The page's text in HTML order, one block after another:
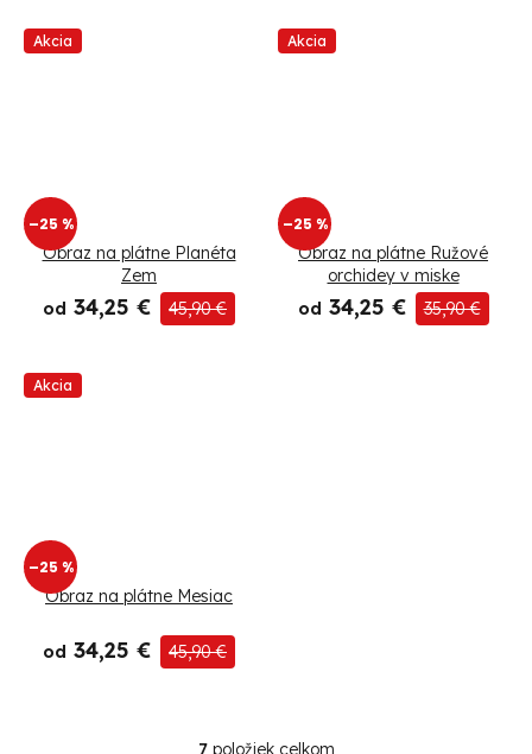
Akcia
–25 %
Obraz na plátne Planéta
Zem
od 34,25 € 45,90 €
Akcia
–25 %
Obraz na plátne Ružové
orchidey v miske
od 34,25 € 35,90 €
Akcia
–25 %
Obraz na plátne Mesiac
od 34,25 € 45,90 €